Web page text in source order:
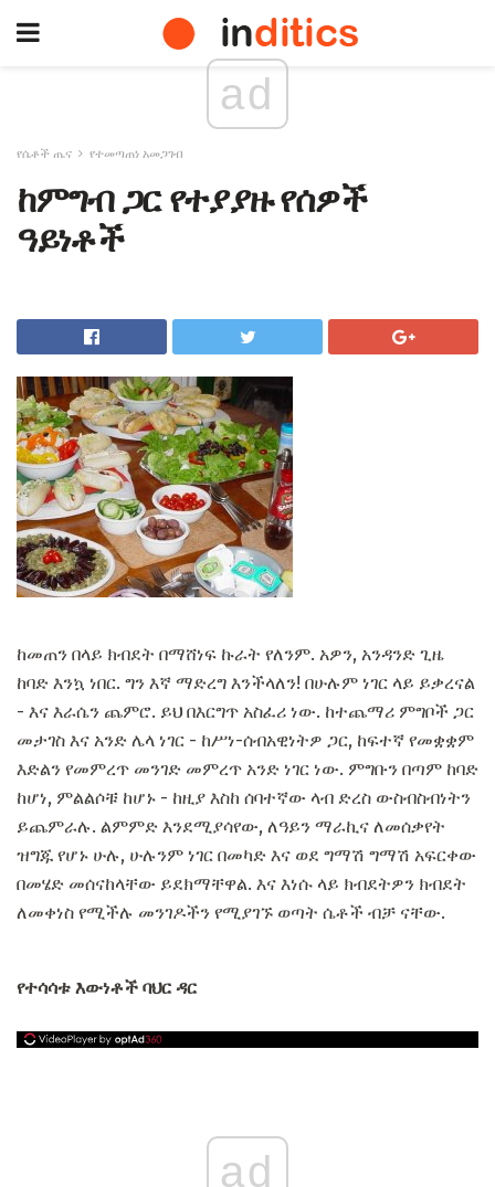
ad
የሴቶች ጤና የተመጣጠነ አመጋገብ
ከምግብ ጋር የተያያዙ የሰዎች
ዓይነቶች
ከመጠን በላይ ክብደት በማሸነፍ ኩራት የለንም. አዎን, አንዳንድ ጊዜ
ከባድ እንኳ ነበር. ግን እኛ ማድረግ እንችላለን! በሁሉም ነገር ላይ ይቃረናል
- እና እራሴን ጨምሮ. ይህ በእርግጥ አስፈሪ ነው. ከተጨማሪ ምግቦች ጋር
መታገስ እና አንድ ሌላ ነገር - ከሥነ-ሰብአዊነትዎ ጋር, ከፍተኛ የመቋቋም
እድልን የመምረጥ መንገድ መምረጥ አንድ ነገር ነው. ምግቡን በጣም ከባድ
ከሆነ, ምልልሶቹ ከሆኑ - ከዚያ እስከ ሰባተኛው ላብ ድረስ ውስብስብነትን
ይጨምራሉ. ልምምድ እንደሚያሳየው, ለዓይን ማራኪና ለመሰቃየት
ዝግጁ የሆኑ ሁሉ, ሁሉንም ነገር በመካድ እና ወደ ግማሽ ግማሽ አፍርቀው
በመሄድ መሰናከላቸው ይደክማቸዋል. እና እነሱ ላይ ክብደትዎን ክብደት
ለመቀነስ የሚችሉ መንገዶችን የሚያገኙ ወጣት ሴቶች ብቻ ናቸው.
የተሳሳቱ እውነቶች ባህር ዳር
ad